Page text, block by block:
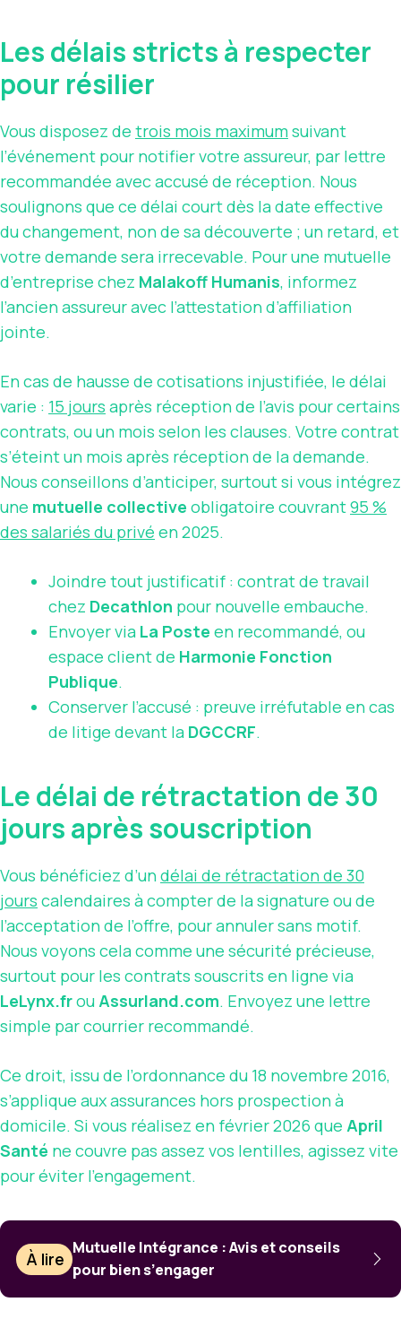
Les délais stricts à respecter
pour résilier
Vous disposez de trois mois maximumsuivant
l’événement pour notifier votre assureur, par lettre
recommandée avec accusé de réception. Nous
soulignons que ce délai court dès la date effective
du changement, non de sa découverte ; un retard, et
votre demande sera irrecevable. Pour une mutuelle
d’entreprise chez Malakoff Humanis, informez
l’ancien assureur avec l’attestation d’affiliation
jointe.
En cas de hausse de cotisations injustifiée, le délai
varie : 15 jours après réception de l’avis pour certains
contrats, ou un mois selon les clauses. Votre contrat
s’éteint un mois après réception de la demande.
Nous conseillons d’anticiper, surtout si vous intégrez
une mutuelle collective obligatoire couvrant95 %
des salariés du privé en 2025.
Joindre tout justificatif : contrat de travail
chez Decathlon pour nouvelle embauche.
Envoyer via La Poste en recommandé, ou
espace client de Harmonie Fonction
Publique.
Conserver l’accusé : preuve irréfutable en cas
de litige devant la DGCCRF.
Le délai de rétractation de 30
jours après souscription
Vous bénéficiez d’undélai de rétractation de 30
jours calendaires à compter de la signature ou de
l’acceptation de l’offre, pour annuler sans motif.
Nous voyons cela comme une sécurité précieuse,
surtout pour les contrats souscrits en ligne via
LeLynx.frouAssurland.com. Envoyez une lettre
simple par courrier recommandé.
Ce droit, issu de l’ordonnance du 18 novembre 2016,
s’applique aux assurances hors prospection à
domicile. Si vous réalisez en février 2026 que April
Santé ne couvre pas assez vos lentilles, agissez vite
pour éviter l’engagement.
À lire
Mutuelle Intégrance : Avis et conseils
pour bien s’engager